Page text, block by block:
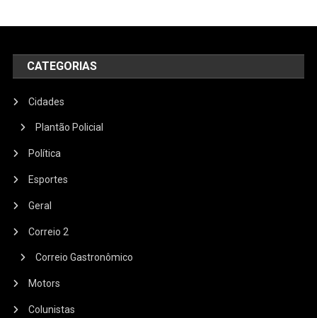
CATEGORIAS
Cidades
Plantão Policial
Política
Esportes
Geral
Correio 2
Correio Gastronômico
Motors
Colunistas